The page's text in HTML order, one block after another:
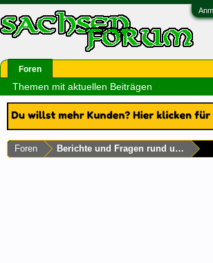
Foren Berichte und Fragen rund um
Foren
Themen mit aktuellen Beiträgen